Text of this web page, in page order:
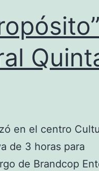
en el centro
de 3 horas para
de Brandcop